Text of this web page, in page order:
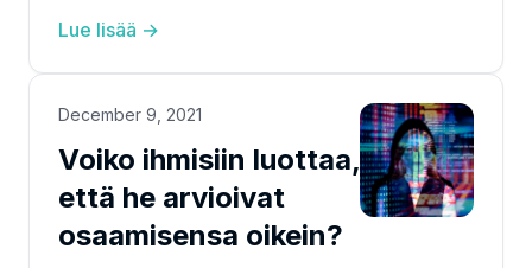
tavoitteellisesti.
Lue lisää →
December 9, 2021
Voiko ihmisiin luottaa,
että he arvioivat
osaamisensa oikein?